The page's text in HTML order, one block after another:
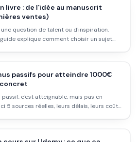
livre : de l'idée au manuscrit
ventes)
une question de talent ou d'inspiration.
explique comment choisir un sujet
passifs pour atteindre 1000€
concret
c'est atteignable, mais pas en
5 sources réelles, leurs délais, leurs coûts